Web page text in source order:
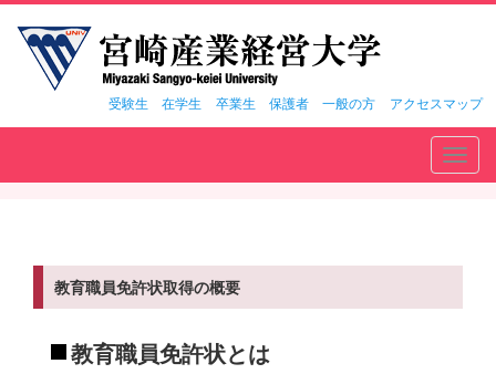
受験生 在学生 卒業生 保護者 一般の方 アクセスマップ
教育職員免許状取得の概要
教育職員免許状とは